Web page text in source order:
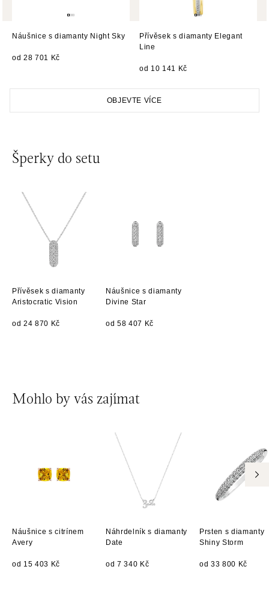
tel.: +421 910 284 071
OBJEVTE VÍCE
Náušnice s diamanty Night Sky
od 28 701 Kč
Přívěsek s diamanty Elegant
Line
od 10 141 Kč
Šperky do setu
Přívěsek s diamanty
Aristocratic Vision
od 24 870 Kč
Náušnice s diamanty
Divine Star
od 58 407 Kč
Mohlo by vás zajímat
Náušnice s citrínem
Avery
od 15 403 Kč
Náhrdelník s diamanty
Date
od 7 340 Kč
Prsten s diamanty
Shiny Storm
od 33 800 Kč